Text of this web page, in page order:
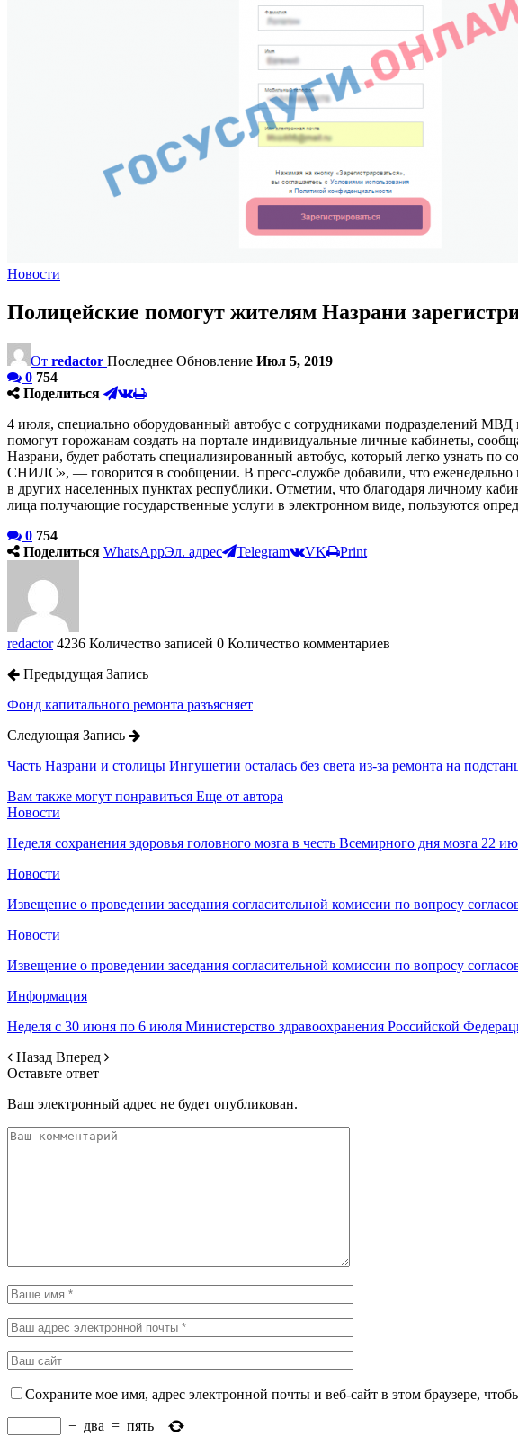
Новости
Полицейские помогут жителям Назрани
От redactor Последнее Обновление Июл 5, 2019
0 754
Поделиться
4 июля, специально оборудованный автобус с сотрудниками подразделений
помогут горожанам создать на портале индивидуальные личные кабинеты,
Назрани, будет работать специализированный автобус, который легко узнать
СНИЛС», — говорится в сообщении. В пресс-службе добавили, что еженедельно
в других населенных пунктах республики. Отметим, что благодаря личному
лица получающие государственные услуги в электронном виде, пользуются
0 754
Поделиться WhatsAppЭл. адрес Telegram VK Print
redactor 4236 Количество записей 0 Количество комментариев
Предыдущая Запись
Фонд капитального ремонта разъясняет
Следующая Запись
Часть Назрани и столицы Ингушетии осталась без света из-за ремонта на
Вам также могут понравиться Еще от автора
Новости
Неделя сохранения здоровья головного мозга в честь Всемирного дня мозга 22
Новости
Извещение о проведении заседания согласительной комиссии по вопросу
Новости
Извещение о проведении заседания согласительной комиссии по вопросу
Информация
Неделя с 30 июня по 6 июля Министерство здравоохранения Российской
Назад Вперед
Оставьте ответ
Ваш электронный адрес не будет опубликован.
Сохраните мое имя, адрес электронной почты и веб-сайт в этом браузере,
− два = пять